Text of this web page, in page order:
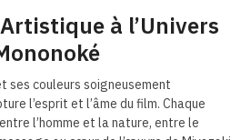
à l’Univers
ses couleurs soigneusement
l’esprit et l’âme du film. Chaque
l’homme et la nature, entre le